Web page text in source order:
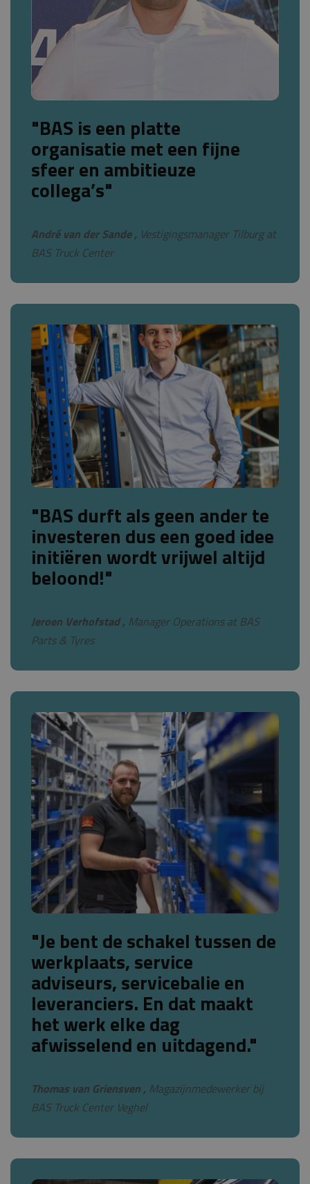
"BAS is een platte
organisatie met een fijne
sfeer en ambitieuze
collega’s"
André van der Sande , Vestigingsmanager Tilburg at
BAS Truck Center
"BAS durft als geen ander te
investeren dus een goed idee
initiëren wordt vrijwel altijd
beloond!"
Jeroen Verhofstad , Manager Operations at BAS
Parts & Tyres
"Je bent de schakel tussen de
werkplaats, service
adviseurs, servicebalie en
leveranciers. En dat maakt
het werk elke dag
afwisselend en uitdagend."
Thomas van Griensven , Magazijnmedewerker bij
BAS Truck Center Veghel